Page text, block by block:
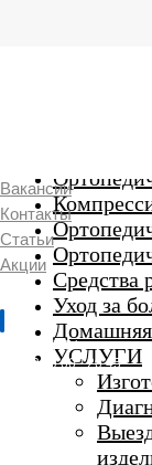
г. Люберцы
Пн-Вс 9:00 - 20:45
Средства
Уход за
УСЛУГИ
Вакансии
Контакты
Статьи
Акции